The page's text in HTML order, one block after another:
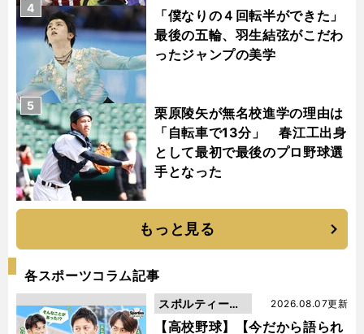
「僕なりの４回転半ができた」
最後の五輪、羽生結弦がこだわ
ったジャンプの美学
4
栗原陵矢が無名校進学の理由は
「自転車で13分」 春江工出身
として最初で最後のプロ野球選
手となった
5
もっと見る
各スポーツコラム記事
【高校野球】【今だから語られ
2026.08.07更新
スポルティーバ
動画